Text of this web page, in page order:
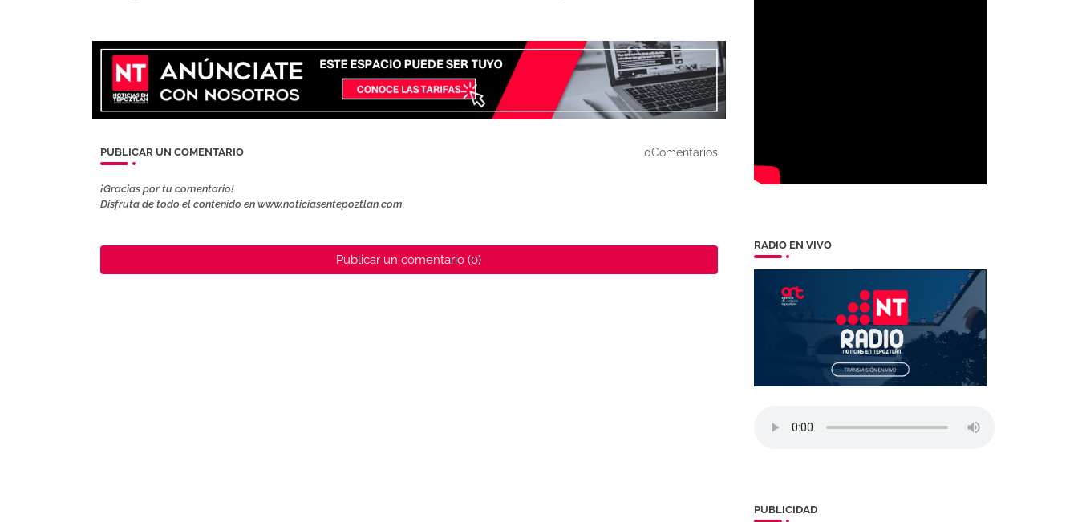
PUBLICAR UN COMENTARIO 0Comentarios
¡Gracias por tu comentario!
Disfruta de todo el contenido en www.noticiasentepoztlan.com
Publicar un comentario (0)
RADIO EN VIVO
PUBLICIDAD